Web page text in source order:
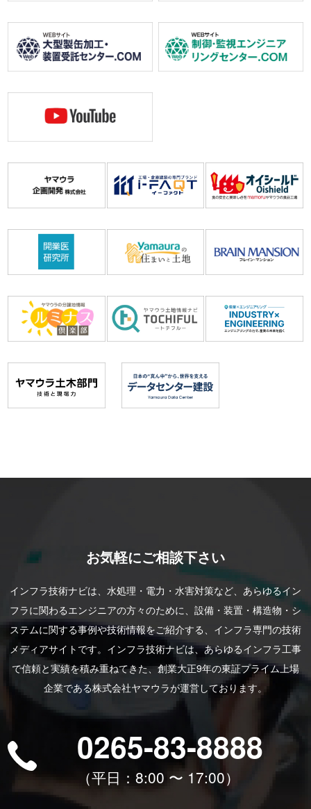
お気軽にご相談下さい
インフラ技術ナビは、水処理・電力・水害対策など、あらゆるイン
フラに関わるエンジニアの方々のために、設備・装置・構造物・シ
ステムに関する事例や技術情報をご紹介する、インフラ専門の技術
メディアサイトです。インフラ技術ナビは、あらゆるインフラ工事
で信頼と実績を積み重ねてきた、創業大正9年の東証プライム上場
企業である株式会社ヤマウラが運営しております。
0265-83-8888
（平⽇：8:00 〜 17:00）